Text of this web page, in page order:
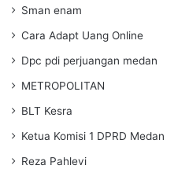
Sman enam
Cara Adapt Uang Online
Dpc pdi perjuangan medan
METROPOLITAN
BLT Kesra
Ketua Komisi 1 DPRD Medan
Reza Pahlevi